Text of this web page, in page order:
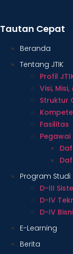
Tautan Cepat
Beranda
Tentang JTIK
Profil
Visi,
Struktur
Fasilitas
Pegawai
Program Studi
D-III
D-IV
D-IV
E-Learning
Berita